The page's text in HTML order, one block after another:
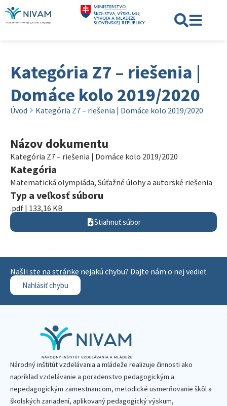
Kategória Z7 – riešenia |
Domáce kolo 2019/2020
Úvod Kategória Z7 – riešenia | Domáce kolo 2019/2020
Názov dokumentu
Kategória Z7 – riešenia | Domáce kolo 2019/2020
Kategória
Matematická olympiáda, Súťažné úlohy a autorské riešenia
Typ a veľkosť súboru
.pdf | 133,16 KB
Stiahnuť súbor
Našli ste na stránke nejakú chybu? Dajte nám o nej vedieť.
Nahlásiť chybu
Národný inštitút vzdelávania a mládeže realizuje činnosti ako
napríklad vzdelávanie a poradenstvo pedagogickým a
nepedagogickým zamestnancom, metodické usmerňovanie škôl a
školských zariadení, aplikovaný pedagogický výskum,